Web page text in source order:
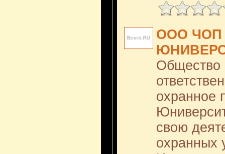
ООО ЧОП
Общество
охранное
свою
охранных